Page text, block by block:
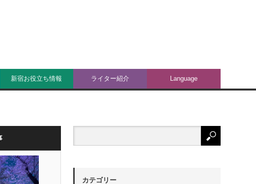
新宿お役立ち情報 ライター紹介 Language
カテゴリー